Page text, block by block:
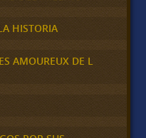
HISTORIA
AMOUREUX DE L